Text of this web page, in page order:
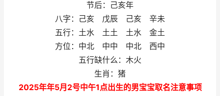
节后：己亥年
八字：己亥 戊辰 己亥 辛未
五行：土水 土土 土水 金土
方位：中北 中中 中北 西中
五行缺什么：木火
生肖：猪
2025年年5月2号中午1点出生的男宝宝取名注意事项